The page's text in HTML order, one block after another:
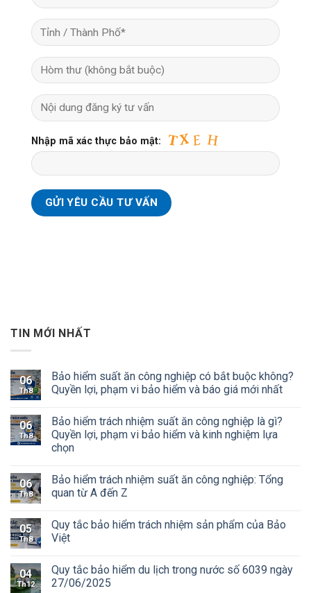
Nhập mã xác thực bảo mật:
TIN MỚI NHẤT
06
Th8
Bảo hiểm suất ăn công nghiệp có bắt buộc không?
Quyền lợi, phạm vi bảo hiểm và báo giá mới nhất
06
Th8
Bảo hiểm trách nhiệm suất ăn công nghiệp là gì?
Quyền lợi, phạm vi bảo hiểm và kinh nghiệm lựa
chọn
06
Th8
Bảo hiểm trách nhiệm suất ăn công nghiệp: Tổng
quan từ A đến Z
05
Th8
Quy tắc bảo hiểm trách nhiệm sản phẩm của Bảo
Việt
04
Th12
Quy tắc bảo hiểm du lịch trong nước số 6039 ngày
27/06/2025